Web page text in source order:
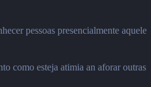
pessoas presencialmente aquele
como esteja atimia an aforar outras